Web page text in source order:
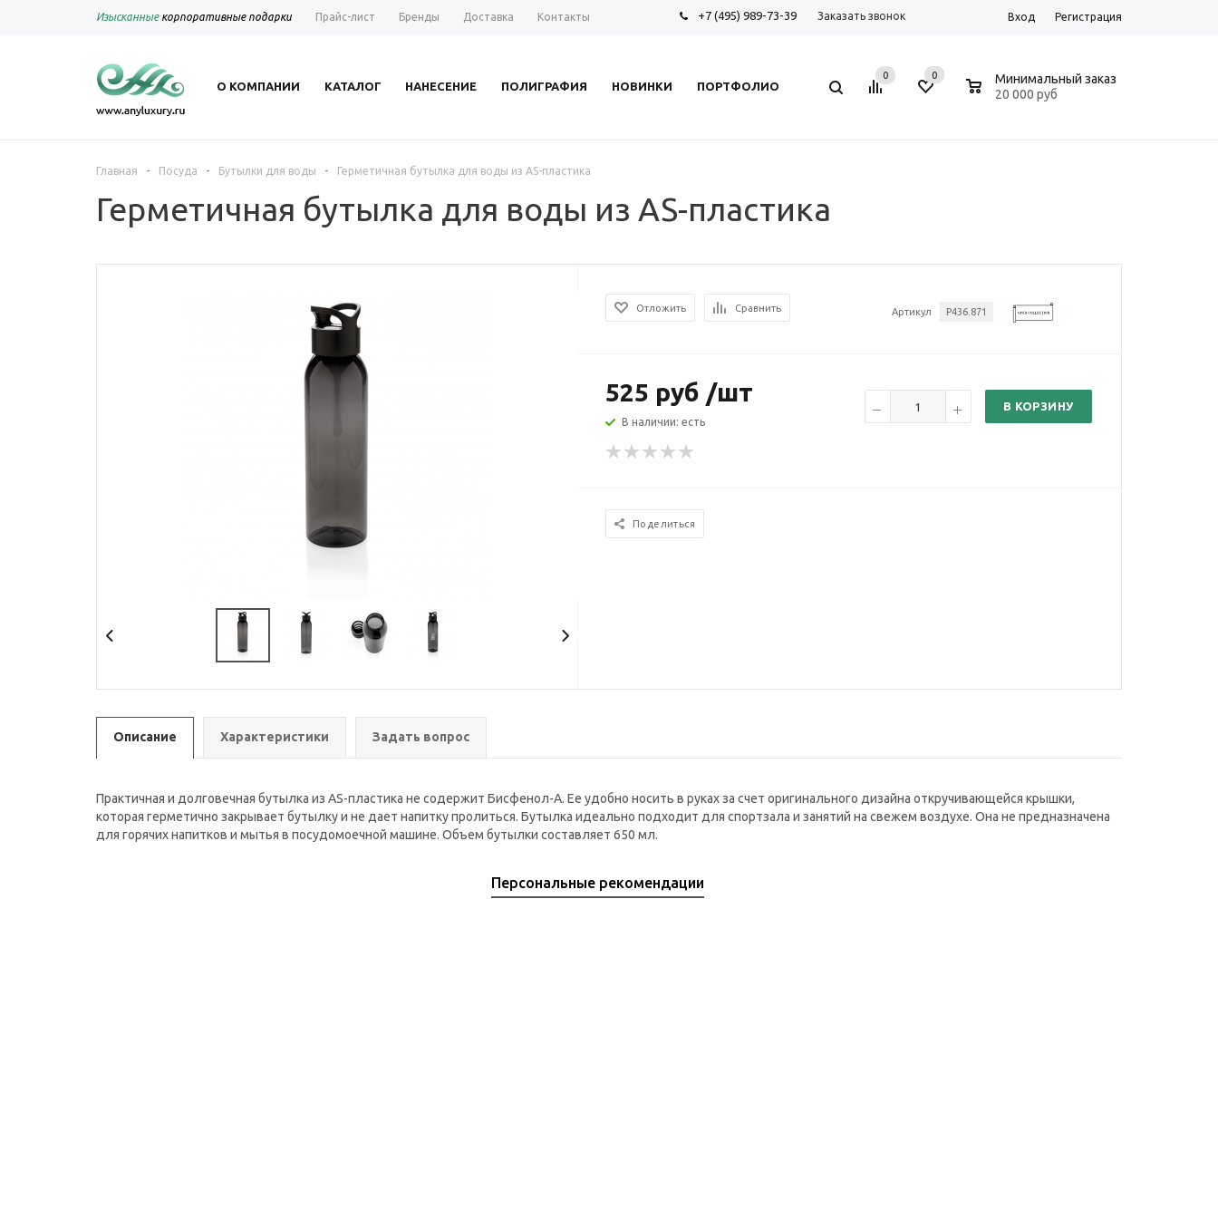
Изысканныекорпоративные подарки Прайс-лист Бренды Доставка Контакты +7 (495) 989-73-39 Заказать звонок Вход Регистрация
О КОМПАНИИ КАТАЛОГ НАНЕСЕНИЕ ПОЛИГРАФИЯ НОВИНКИ ПОРТФОЛИО
0 0
Минимальный заказ
20 000 руб
Главная - Посуда - Бутылки для воды - Герметичная бутылка для воды из AS-пластика
Герметичная бутылка для воды из AS-пластика
Артикул P436.871
Отложить Сравнить
525 руб /шт
В наличии: есть
В КОРЗИНУ
Поделиться
Описание Характеристики Задать вопрос
Практичная и долговечная бутылка из AS-пластика не содержит Бисфенол-А. Ее удобно носить в руках за счет оригинального дизайна откручивающейся крышки,
которая герметично закрывает бутылку и не дает напитку пролиться. Бутылка идеально подходит для спортзала и занятий на свежем воздухе. Она не предназначена
для горячих напитков и мытья в посудомоечной машине. Объем бутылки составляет 650 мл.
Персональные рекомендации